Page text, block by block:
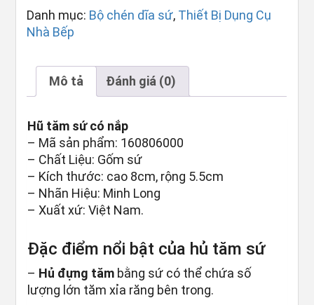
Danh mục: Bộ chén dĩa sứ, Thiết Bị Dụng Cụ
Nhà Bếp
Mô tả Đánh giá (0)
Hũ tăm sứ có nắp
– Mã sản phẩm: 160806000
– Chất Liệu: Gốm sứ
– Kích thước: cao 8cm, rộng 5.5cm
– Nhãn Hiệu: Minh Long
– Xuất xứ: Việt Nam.
Đặc điểm nổi bật của hủ tăm sứ
– Hủ đựng tăm bằng sứ có thể chứa số
lượng lớn tăm xỉa răng bên trong.